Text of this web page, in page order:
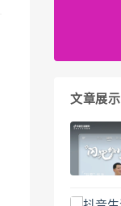
文章展示